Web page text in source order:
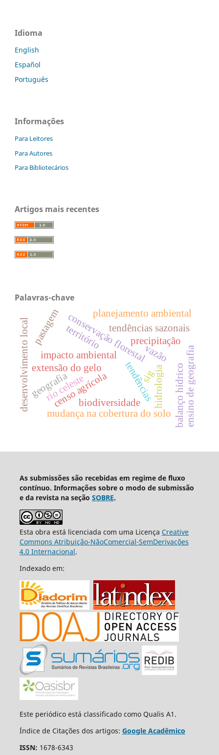
Idioma
English
Español
Português
Informações
Para Leitores
Para Autores
Para Bibliotecários
Artigos mais recentes
Palavras-chave
conservação florestal
impacto ambiental
censo agrícolabiodiversidade
mudança na cobertura do solo
rio celeste tendências
precipitação
vazão
balanço hídrico
hidrologia
planejamento ambiental
extensão do gelo
tendências sazonais
território
desenvolvimento local ensino de geografia
pastagem
geografia sig
As submissões são recebidas em regime de fluxo
contínuo. Informações sobre o modo de submissão
e da revista na seção SOBRE.
Esta obra está licenciada com uma Licença Creative
Commons Atribuição-NãoComercial-SemDerivações
4.0 Internacional.
Indexado em:
Este periódico está classificado como Qualis A1.
Índice de Citações dos artigos: Google Acadêmico
ISSN: 1678-6343